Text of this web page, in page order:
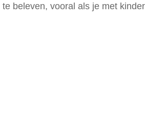
beleven, vooral als je met